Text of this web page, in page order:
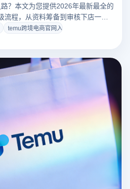
？本文为您提供2026年最新最全的
流程，从资料筹备到审核下店一网
控机制，教您如何利用专业的云登
理级防关联隔离，保障账号绝对安
temu跨境电商官网入口